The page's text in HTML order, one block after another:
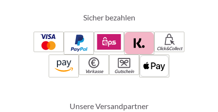
Sicher bezahlen
Click&Collect
Vorkasse Gutschein
Unsere Versandpartner